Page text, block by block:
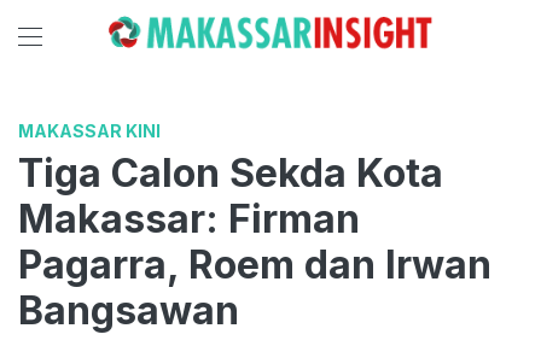
MAKASSAR KINI
Tiga Calon Sekda Kota
Makassar: Firman
Pagarra, Roem dan Irwan
Bangsawan